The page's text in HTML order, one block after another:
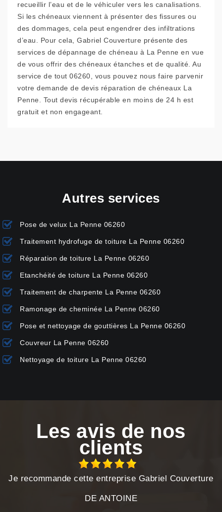
recueillir l’eau et de le véhiculer vers les canalisations.
Si les chéneaux viennent à présenter des fissures ou
des dommages, cela peut engendrer des infiltrations
d’eau. Pour cela, Gabriel Couverture présente des
services de dépannage de chéneau à La Penne en vue
de vous offrir des chéneaux étanches et de qualité. Au
service de tout 06260, vous pouvez nous faire parvenir
votre demande de devis réparation de chéneaux La
Penne. Tout devis récupérable en moins de 24 h est
gratuit et non engageant.
Autres services
Pose de velux La Penne 06260
Traitement hydrofuge de toiture La Penne 06260
Réparation de toiture La Penne 06260
Etanchéité de toiture La Penne 06260
Traitement de charpente La Penne 06260
Ramonage de cheminée La Penne 06260
Pose et nettoyage de gouttières La Penne 06260
Couvreur La Penne 06260
Nettoyage de toiture La Penne 06260
Les avis de nos
clients
Je recommande cette entreprise Gabriel Couverture
DE ANTOINE